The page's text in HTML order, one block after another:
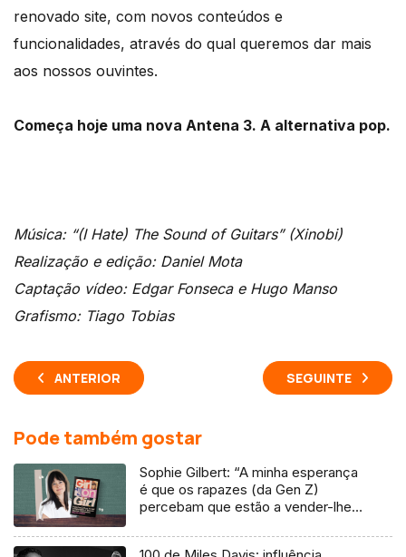
renovado site, com novos conteúdos e
funcionalidades, através do qual queremos dar mais
aos nossos ouvintes.
Começa hoje uma nova Antena 3. A alternativa pop.
Música: “(I Hate) The Sound of Guitars” (Xinobi)
Realização e edição: Daniel Mota
Captação vídeo: Edgar Fonseca e Hugo Manso
Grafismo: Tiago Tobias
ANTERIOR SEGUINTE
Pode também gostar
Sophie Gilbert: “A minha esperança
é que os rapazes (da Gen Z)
percebam que estão a vender-lhes